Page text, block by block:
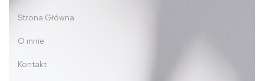
Strona Główna
O mnie
Kontakt